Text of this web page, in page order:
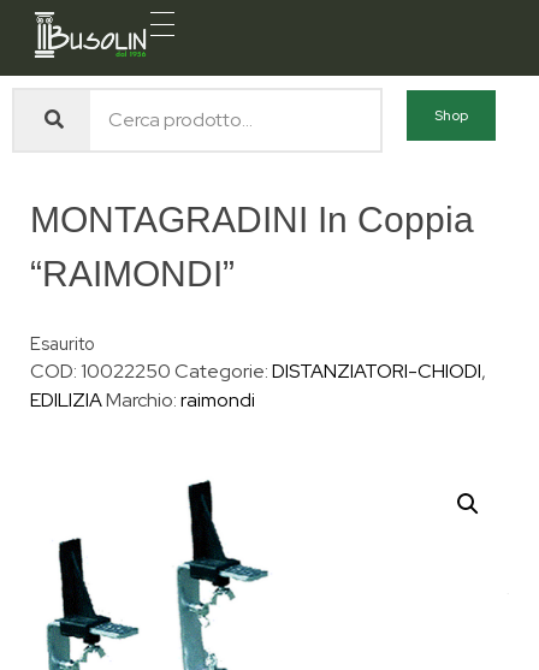
Busolin S.R.L.
Shop
MONTAGRADINI In Coppia
“RAIMONDI”
Esaurito
COD:10022250Categorie:DISTANZIATORI-CHIODI,
EDILIZIAMarchio:raimondi